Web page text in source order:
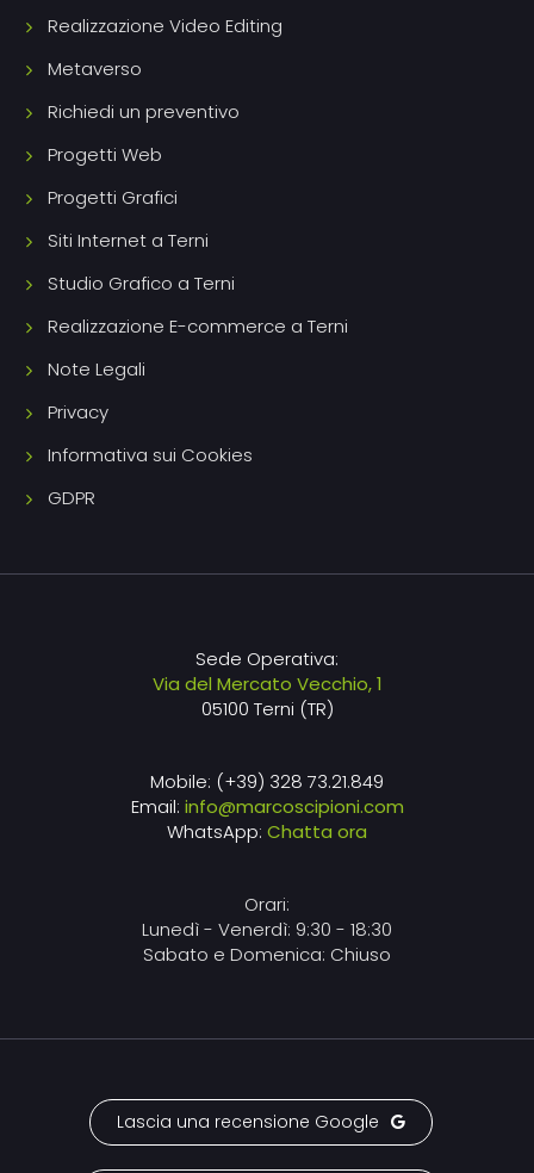
Realizzazione Video Editing
Metaverso
Richiedi un preventivo
Progetti Web
Progetti Grafici
Siti Internet a Terni
Studio Grafico a Terni
Realizzazione E-commerce a Terni
Note Legali
Privacy
Informativa sui Cookies
GDPR
Sede Operativa:
Via del Mercato Vecchio, 1
05100 Terni (TR)
Mobile: (+39) 328 73.21.849
Email: info@marcoscipioni.com
WhatsApp: Chatta ora
Orari:
Lunedì - Venerdì: 9:30 - 18:30
Sabato e Domenica: Chiuso
Lascia una recensione Google